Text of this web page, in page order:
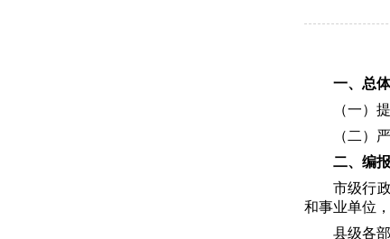
一、总
（一）
（二）
二、 编
市级行
和事业单位
县级各